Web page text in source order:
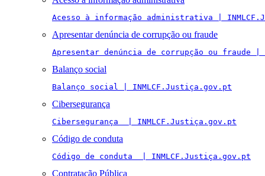
Acesso à informação administrativa |
Apresentar denúncia de corrupção ou fraude
Apresentar denúncia de corrupção ou fraude |
Balanço social
Balanço social | INMLCF.Justiça.gov.pt
Cibersegurança
Cibersegurança  | INMLCF.Justiça.gov.pt
Código de conduta
Código de conduta  | INMLCF.Justiça.gov.pt
Contratação Pública